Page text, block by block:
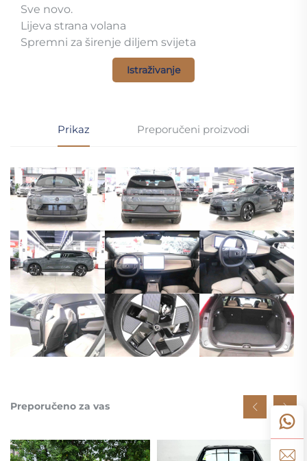
Sve novo.
Lijeva strana volana
Spremni za širenje diljem svijeta
Istraživanje
Prikaz Preporučeni proizvodi
Preporučeno za vas